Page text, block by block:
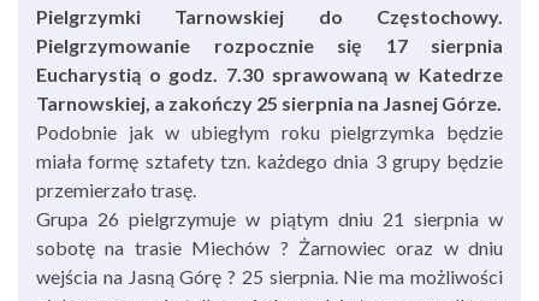
Pielgrzymki Tarnowskiej do Częstochowy.
Pielgrzymowanie rozpocznie się 17 sierpnia
Eucharystią o godz. 7.30 sprawowaną w Katedrze
Tarnowskiej, a zakończy 25 sierpnia na Jasnej Górze.
Podobnie jak w ubiegłym roku pielgrzymka będzie
miała formę sztafety tzn. każdego dnia 3 grupy będzie
przemierzało trasę.
Grupa 26 pielgrzymuje w piątym dniu 21 sierpnia w
sobotę na trasie Miechów ? Żarnowiec oraz w dniu
wejścia na Jasną Górę ? 25 sierpnia. Nie ma możliwości